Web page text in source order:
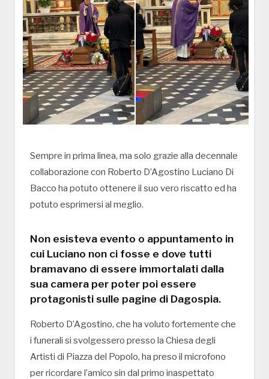
Sempre in prima linea, ma solo grazie alla decennale
collaborazione con Roberto D’Agostino Luciano Di
Bacco ha potuto ottenere il suo vero riscatto ed ha
potuto esprimersi al meglio.
Non esisteva evento o appuntamento in
cui Luciano non ci fosse e dove tutti
bramavano di essere immortalati dalla
sua camera per poter poi essere
protagonisti sulle pagine di Dagospia.
Roberto D’Agostino, che ha voluto fortemente che
i funerali si svolgessero presso la Chiesa degli
Artisti di Piazza del Popolo, ha preso il microfono
per ricordare l’amico sin dal primo inaspettato